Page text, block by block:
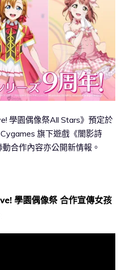
學園偶像祭All Stars》預定於
旗下遊戲《闇影詩
合作內容亦公開新情報。
學園偶像祭 合作宣傳女孩